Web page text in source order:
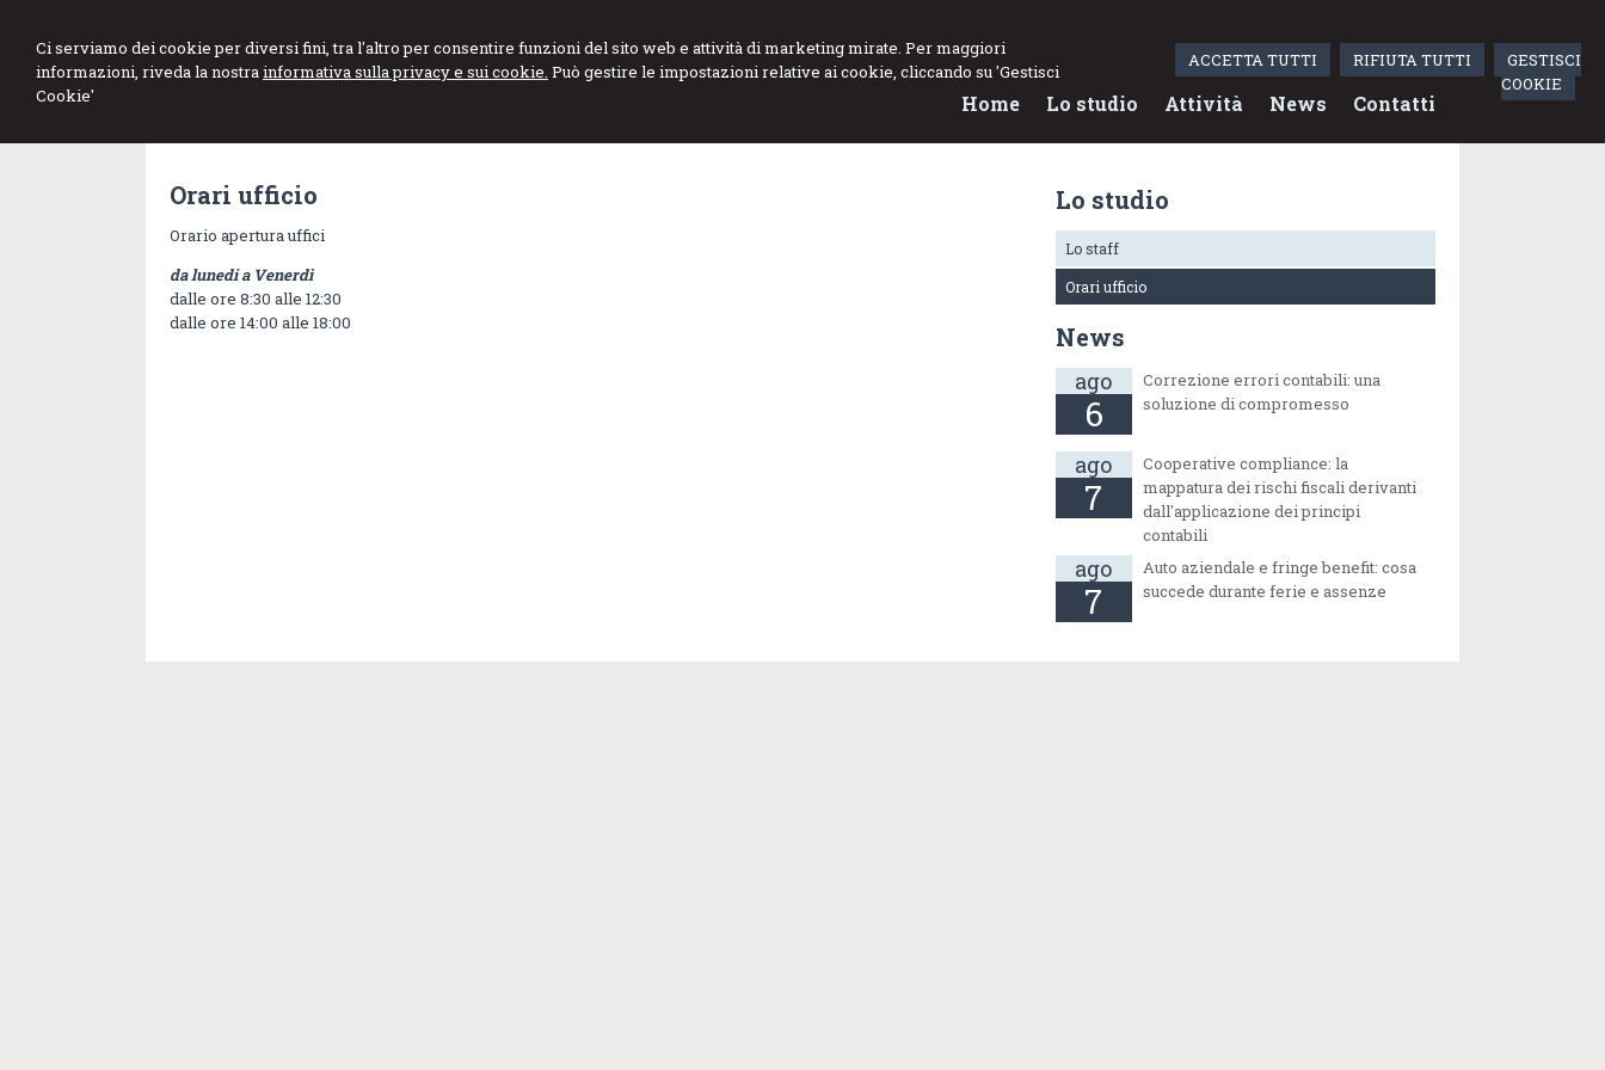
Ci serviamo dei cookie per diversi fini, tra l'altro per consentire funzioni del sito web e attività di marketing mirate. Per maggiori
informazioni, riveda la nostrainformativa sulla privacy e sui cookie. Può gestire le impostazioni relative ai cookie, cliccando su 'Gestisci
Cookie'
ACCETTA TUTTI RIFIUTA TUTTI
GESTISCI
COOKIE
Studio Angioletti
Commercialisti Associati
Home Lo studio Attività News Contatti
Orari ufficio
Orario apertura uffici
da lunedi a Venerdì
dalle ore 8:30 alle 12:30
dalle ore 14:00 alle 18:00
Lo studio
Lo staff
Orari ufficio
News
ago
6
Correzione errori contabili: una
soluzione di compromesso
ago
7
Cooperative compliance: la
mappatura dei rischi fiscali derivanti
dall'applicazione dei principi
contabili
ago
7
Auto aziendale e fringe benefit: cosa
succede durante ferie e assenze